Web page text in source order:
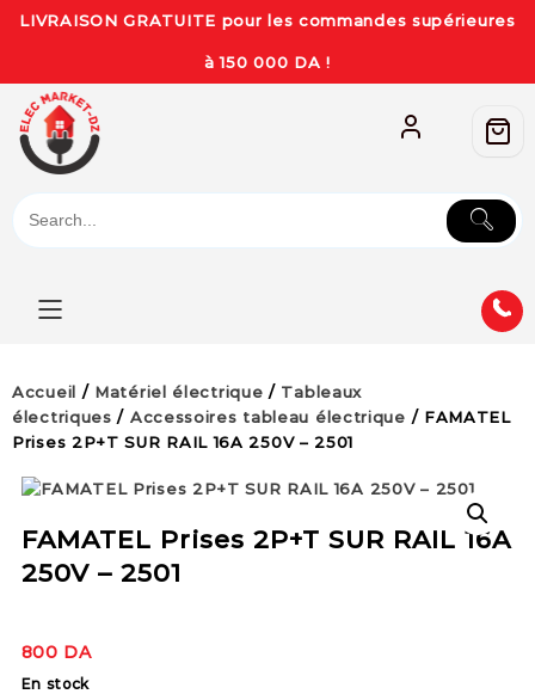
LIVRAISON GRATUITE pour les commandes supérieures
à 150 000 DA !
Accueil / Matériel électrique / Tableaux
électriques / Accessoires tableau électrique / FAMATEL
Prises 2P+T SUR RAIL 16A 250V – 2501
FAMATEL Prises 2P+T SUR RAIL 16A
250V – 2501
800 DA
En stock